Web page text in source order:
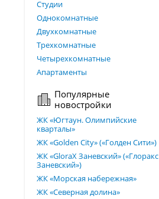
Студии
Однокомнатные
Двухкомнатные
Трехкомнатные
Четырехкомнатные
Апартаменты
Популярные
новостройки
ЖК «Югтаун. Олимпийские
кварталы»
ЖК «Golden City» («Голден Сити»)
ЖК «GloraX Заневский»​ («Глоракс
Заневский»)
ЖК «Морская набережная»
ЖК «Северная долина»